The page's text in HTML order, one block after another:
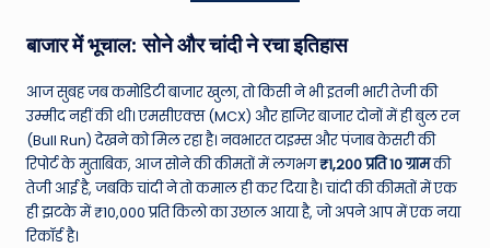
बाजार में भूचाल: सोने और चांदी ने रचा इतिहास
आज सुबह जब कमोडिटी बाजार खुला, तो किसी ने भी इतनी भारी तेजी की
उम्मीद नहीं की थी। एमसीएक्स (MCX) और हाजिर बाजार दोनों में ही बुल रन
(Bull Run) देखने को मिल रहा है। नवभारत टाइम्स और पंजाब केसरी की
रिपोर्ट के मुताबिक, आज सोने की कीमतों में लगभग₹1,200 प्रति 10 ग्रामकी
तेजी आई है, जबकि चांदी ने तो कमाल ही कर दिया है। चांदी की कीमतों में एक
ही झटके में ₹10,000 प्रति किलो का उछाल आया है, जो अपने आप में एक नया
रिकॉर्ड है।